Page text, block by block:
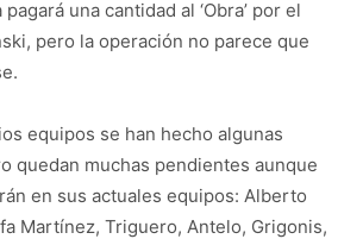
una cantidad al ‘Obra’ por el
pero la operación no parece que
equipos se han hecho algunas
quedan muchas pendientes aunque
en sus actuales equipos: Alberto
Martínez, Triguero, Antelo, Grigonis,